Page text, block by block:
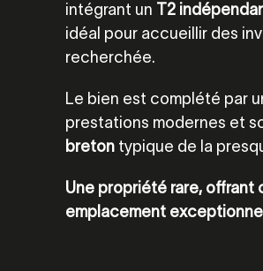
intégrant un T2
idéal pour accueillir des
recherchée.
Le bien est complété par
prestations modernes et
breton typique de la
Une propriété rare,
emplacement